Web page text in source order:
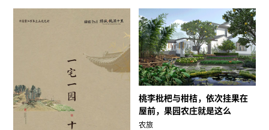
桃李枇杷与柑桔，依次挂果在
屋前，果园农庄就是这么
农旅